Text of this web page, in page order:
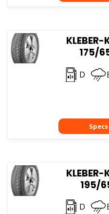
KLEBER-
175/
D
KLEBER-
195/
D